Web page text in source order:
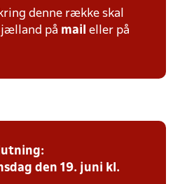
denne række skal
på mail eller på
den 19. juni kl.